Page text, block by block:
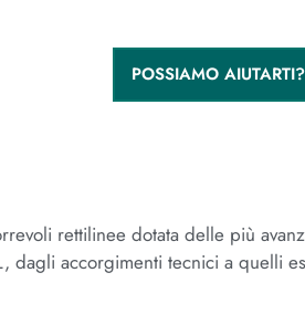
POSSIAMO
rettilinee dotata delle più
dagli accorgimenti tecnici a quelli